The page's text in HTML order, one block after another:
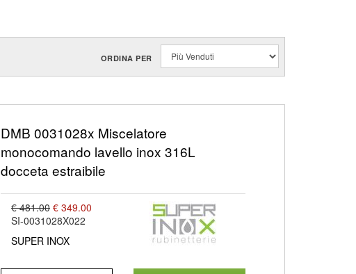
ORDINA PER
DMB 0031028x Miscelatore
monocomando lavello inox 316L
docceta estraibile
€ 481.00 € 349.00
SI-0031028X022
SUPER INOX